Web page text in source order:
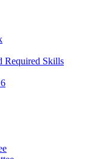
Required Skills